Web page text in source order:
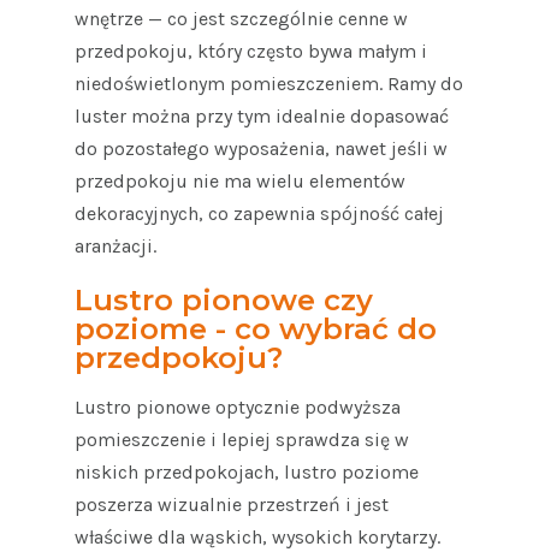
wnętrze — co jest szczególnie cenne w
przedpokoju, który często bywa małym i
niedoświetlonym pomieszczeniem. Ramy do
luster można przy tym idealnie dopasować
do pozostałego wyposażenia, nawet jeśli w
przedpokoju nie ma wielu elementów
dekoracyjnych, co zapewnia spójność całej
aranżacji.
Lustro pionowe czy
poziome - co wybrać do
przedpokoju?
Lustro pionowe optycznie podwyższa
pomieszczenie i lepiej sprawdza się w
niskich przedpokojach, lustro poziome
poszerza wizualnie przestrzeń i jest
właściwe dla wąskich, wysokich korytarzy.